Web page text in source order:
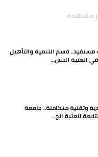
مشاهدة
(795) ألف مستفيد.. قسم التنمية والتأهيل
العتبة الحس...
وتقنية متكاملة.. جامعة
للعتبة الح...